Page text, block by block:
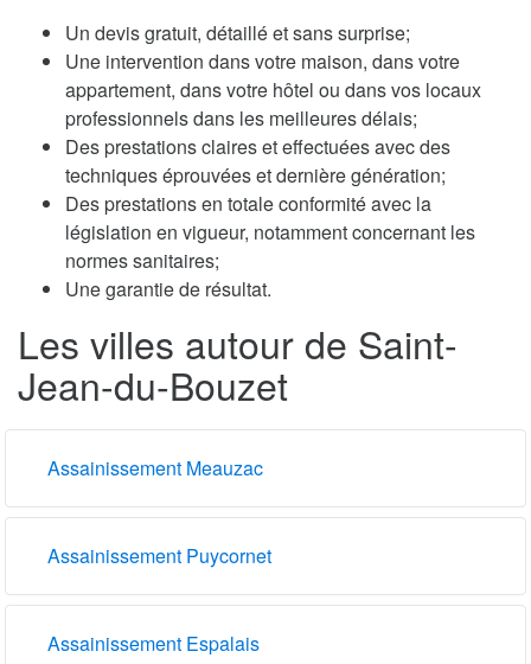
Un devis gratuit, détaillé et sans surprise;
Une intervention dans votre maison, dans votre
appartement, dans votre hôtel ou dans vos locaux
professionnels dans les meilleures délais;
Des prestations claires et effectuées avec des
techniques éprouvées et dernière génération;
Des prestations en totale conformité avec la
législation en vigueur, notamment concernant les
normes sanitaires;
Une garantie de résultat.
Les villes autour de Saint-
Jean-du-Bouzet
Assainissement Meauzac
Assainissement Puycornet
Assainissement Espalais